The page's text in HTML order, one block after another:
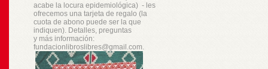
acabe la locura epidemiológica) - les
ofrecemos una tarjeta de regalo (la
cuota de abono puede ser la que
indiquen). Detalles, preguntas
y másinformación:
fundacionlibroslibres@gmail.com.